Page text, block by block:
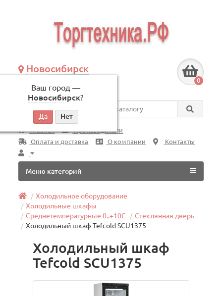
Новосибирск
Ваш город —
Новосибирск?
по будням, с 09:00 до 18:00
0
Везде
Главная
Производители
Оплата и доставка
О компании Контакты
Меню категорий
Холодильное оборудование
Холодильные шкафы
Среднетемпературные 0..+10C
Стеклянная дверь
Холодильный шкаф Tefcold SCU1375
Холодильный шкаф
Tefcold SCU1375